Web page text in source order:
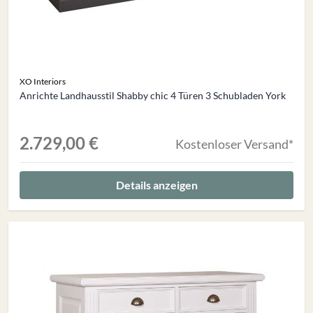
XO Interiors
Anrichte Landhausstil Shabby chic 4 Türen 3 Schubladen York
2.729,00 € Kostenloser Versand*
Details anzeigen